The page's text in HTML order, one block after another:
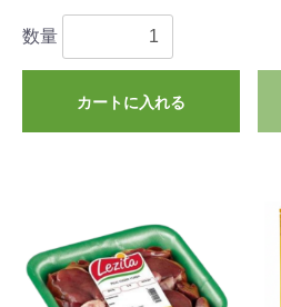
数量
カートに入れる